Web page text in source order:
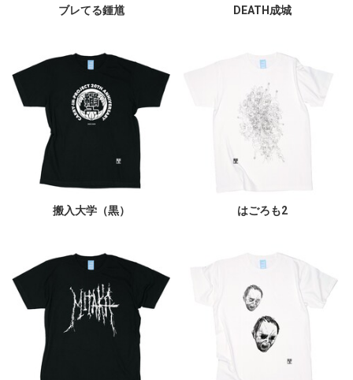
ブレてる鍾馗 DEATH成城
搬入大学（黒） はごろも2